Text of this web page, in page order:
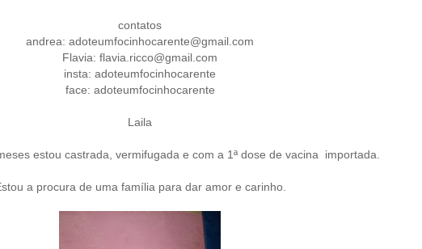
contatos
andrea: adoteumfocinhocarente@gmail.com
Flavia: flavia.ricco@gmail.com
insta: adoteumfocinhocarente
face: adoteumfocinhocarente
Laila
estou castrada, vermifugada e com a 1ª dose de vacina importada.
a procura de uma família para dar amor e carinho.